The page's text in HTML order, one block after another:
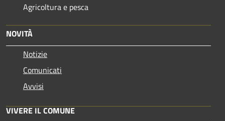
Agricoltura e pesca
NOVITÀ
Notizie
Comunicati
Avvisi
VIVERE IL COMUNE